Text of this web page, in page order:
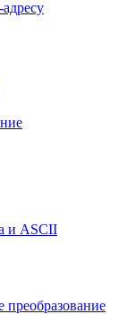
и ASCII
преобразование